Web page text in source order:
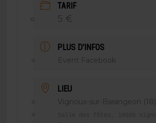
TARIF
5 €
PLUS D'INFOS
Event Facebook
LIEU
Vignoux-sur-Barangeon (18)